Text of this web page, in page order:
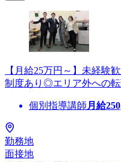
【月給25万円～】未経験
制度あり◎エリア外への転
個別指導講師 月給
勤務地
面接地